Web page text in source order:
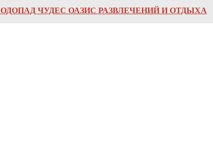
ЧУДЕС ОАЗИС РАЗВЛЕЧЕНИЙ И ОТДЫХА